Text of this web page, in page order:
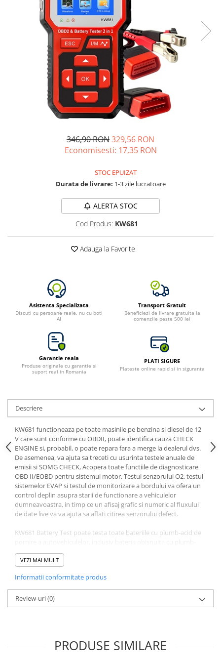
Acumulatori de stocare
Componente sisteme de balcon
346,90 RON329,56 RON
Economisesti: 17,35 RON
STOC EPUIZAT
Durata de livrare: 1-3 zile lucratoare
ALERTA STOC
Cod Produs: KW681
Adauga la Favorite
Asistenta Specializata
Discuti cu persoane reale, nu cu boti
AI
Transport Gratuit
Beneficiezi de livrare gratuita la
comenzile peste 500 lei
Garantie reala
Produse originale cu garantie si
suport real in Romania
PLATI SIGURE
Plateste online rapid si in siguranta
Descriere
KW681 functioneaza pe toate masinile pe benzina si diesel de 12
V care sunt conforme cu OBDII, poate identifica cauza CHECK
ENGINE si, probabil, o poate repara fara a merge la dealerul dvs.
De asemenea, va ajuta sa treceti cu usurinta testele anuale de
emisii si SOMG CHECK, Acopera toate functiile de diagnosticare
OBD II/EOBD pentru sistemul motor. Testul senzorului O2, testul
sistemelor EVAP si testul de monitorizare a bordului va ofera un
control deplin asupra starii de functionare a vehiculelor
dumneavoastra, in timp ce un afisaj grafic si numeric al fluxului
de date live va va ajuta sa aflati citirea senzorului defect.
KW681 Battery Test poate testa toate bateriile cu plumb-acid de
acid, bateria cu placi plate AGM, bateria spiralata AGM si bateria
Gel,etc. Adopta tehnologia de testare a conductantei de ultima
capacitatea reala in amperi la pornire la rece a bateriei de pornire
a vehiculului, starea de sanatate a bateriei in sine si defectiunile
comune ale sistemului de pornire si ale sistemului de incarcare a
vehiculului, ceea ce poate ajuta personalul de intretinere sa
VEZI MAI MULT
Informatii conformitate produs
Review-uri(0)
PRODUSE SIMILARE